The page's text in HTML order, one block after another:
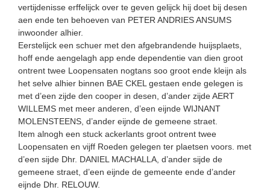
vertijdenisse erffelijck over te geven gelijck hij doet bij desen
aen ende ten behoeven van PETER ANDRIES ANSUMS
inwoonder alhier.
Eerstelijck een schuer met den afgebrandende huijsplaets,
hoff ende aengelagh app ende dependentie van dien groot
ontrent twee Loopensaten nogtans soo groot ende kleijn als
het selve alhier binnen BAE CKEL gestaen ende gelegen is
met d’een zijde den cooper in desen, d’ander zijde AERT
WILLEMS met meer anderen, d’een eijnde WIJNANT
MOLENSTEENS, d’ander eijnde de gemeene straet.
Item alnogh een stuck ackerlants groot ontrent twee
Loopensaten en vijff Roeden gelegen ter plaetsen voors. met
d’een sijde Dhr. DANIEL MACHALLA, d’ander sijde de
gemeene straet, d’een eijnde de gemeente ende d’ander
eijnde Dhr. RELOUW.